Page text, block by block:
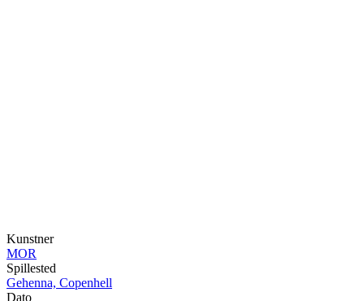
Kunstner
MOR
Spillested
Gehenna, Copenhell
Dato